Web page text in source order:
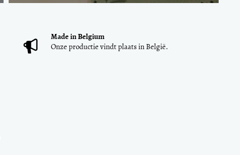
Made in Belgium
Onze productie vindt plaats in België.